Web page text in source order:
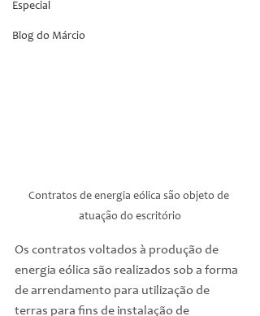
Especial
Blog do Márcio
Contratos de energia eólica são objeto de
atuação do escritório
Os contratos voltados à produção de
energia eólica são realizados sob a forma
de arrendamento para utilização de
terras para fins de instalação de